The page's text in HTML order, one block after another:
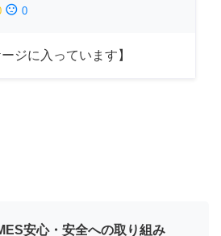
sentiment_dissatisfied 0
ジに入っています】
安心・安全への取り組み